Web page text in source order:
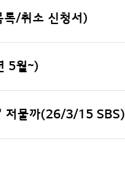
록/취소 신청서)
5월~)
' 저물까(26/3/15 SBS)